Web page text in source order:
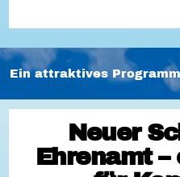
Ein attraktives
Neuer
Ehrenamt